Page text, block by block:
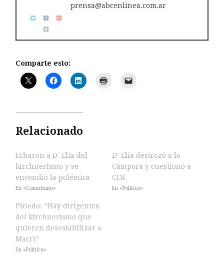
prensa@abcenlinea.com.ar
Comparte esto:
Relacionado
Echaron a D´Elia del
kirchnerismo y se
encendió la polémica
En «Conurbano»
D’ Elia destrozó a la
Cámpora y cuestionó a
CFK
En «Política»
Pinedo: “Hay dirigentes
del kirchnerismo que
quieren desestabilizar a
Macri”
En «Política»